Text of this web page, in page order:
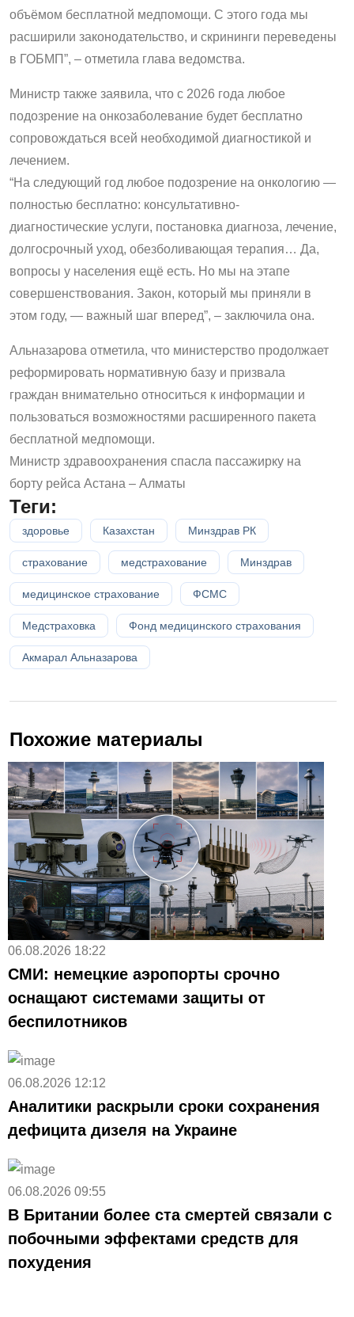
объёмом бесплатной медпомощи. С этого года мы
расширили законодательство, и скрининги переведены
в ГОБМП”, – отметила глава ведомства.
Министр также заявила, что с 2026 года любое
подозрение на онкозаболевание будет бесплатно
сопровождаться всей необходимой диагностикой и
лечением.
“На следующий год любое подозрение на онкологию —
полностью бесплатно: консультативно-
диагностические услуги, постановка диагноза, лечение,
долгосрочный уход, обезболивающая терапия… Да,
вопросы у населения ещё есть. Но мы на этапе
совершенствования. Закон, который мы приняли в
этом году, — важный шаг вперед”, – заключила она.
Альназарова отметила, что министерство продолжает
реформировать нормативную базу и призвала
граждан внимательно относиться к информации и
пользоваться возможностями расширенного пакета
бесплатной медпомощи.
Министр здравоохранения спасла пассажирку на
борту рейса Астана – Алматы
Теги:
здоровье Казахстан Минздрав РК
страхование медстрахование Минздрав
медицинское страхование ФСМС
Медстраховка Фонд медицинского страхования
Акмарал Альназарова
Похожие материалы
06.08.2026 18:22
СМИ: немецкие аэропорты срочно
оснащают системами защиты от
беспилотников
06.08.2026 12:12
Аналитики раскрыли сроки сохранения
дефицита дизеля на Украине
06.08.2026 09:55
В Британии более ста смертей связали с
побочными эффектами средств для
похудения